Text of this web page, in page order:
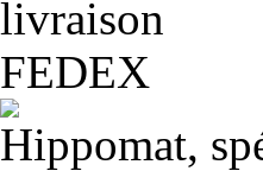
Hippomat,